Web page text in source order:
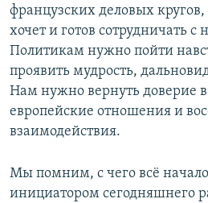
французских деловых
хочет и готов сотрудничать с
Политикам нужно пойти
проявить мудрость,
Нам нужно вернуть доверие
европейские отношения и
взаимодействия.
Мы помним, с чего всё
инициатором сегодняшнего